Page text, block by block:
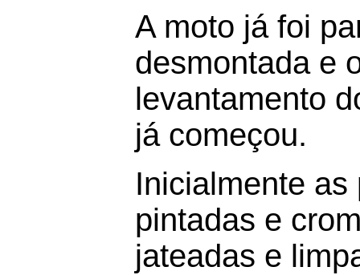
A moto já foi
desmontada e
levantamento
já começou.
Inicialmente
pintadas e
jateadas e